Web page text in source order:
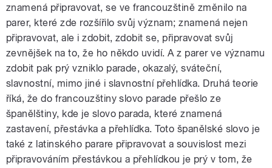
znamená připravovat, se ve francouzštině změnilo na
parer, které zde rozšířilo svůj význam; znamená nejen
připravovat, ale i zdobit, zdobit se, připravovat svůj
zevnějšek na to, že ho někdo uvidí. A z parer ve významu
zdobit pak prý vzniklo parade, okazalý, sváteční,
slavnostní, mimo jiné i slavnostní přehlídka. Druhá teorie
říká, že do francouzštiny slovo parade přešlo ze
španělštiny, kde je slovo parada, které znamená
zastavení, přestávka a přehlídka. Toto španělské slovo je
také z latinského parare připravovat a souvislost mezi
připravováním přestávkou a přehlídkou je prý v tom, že